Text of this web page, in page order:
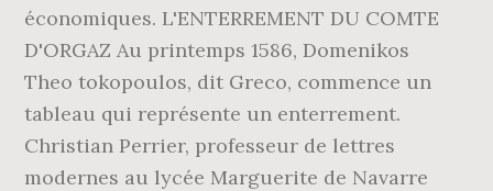
économiques. L'ENTERREMENT DU COMTE
D'ORGAZ Au printemps 1586, Domenikos
Theo­ tokopoulos, dit Greco, commence un
tableau qui représente un enterrement.
Christian Perrier, professeur de lettres
modernes au lycée Marguerite de Navarre